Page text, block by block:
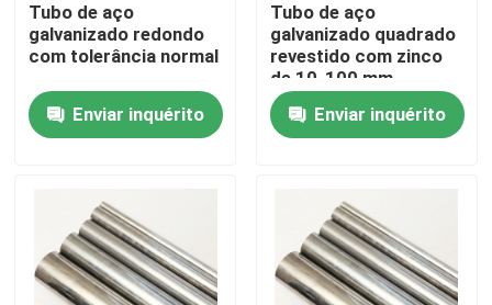
Tubo de aço
galvanizado redondo
com tolerância normal
Enviar inquérito
Tubo de aço
galvanizado quadrado
revestido com zinco
de 10-100 mm
Enviar inquérito